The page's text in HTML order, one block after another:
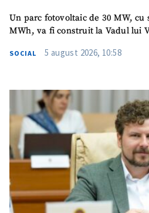
Un parc fotovoltaic de 30 MW, cu
MWh, va fi construit la Vadul lui
SOCIAL 5 august 2026, 10:58
ȘTIREA MEA
Titlu știre+ Adaugă titlu
Fotografie
+ Încarcă imagine
Link media
+ Link media